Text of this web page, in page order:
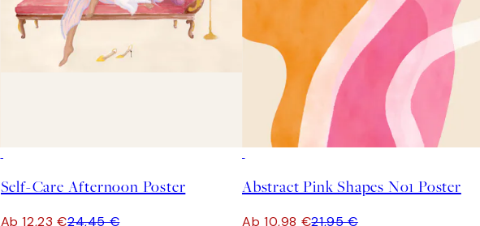
Self-Care Afternoon Poster
Ab 12,23 €24,45 €
Abstract Pink Shapes No1 Poster
Ab 10,98 €21,95 €